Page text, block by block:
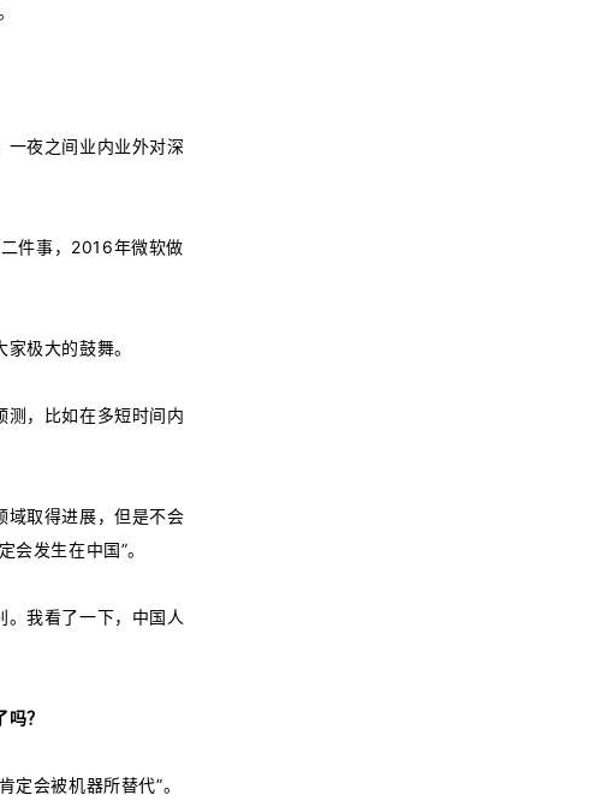
一夜之间业内业外对深
件事，2016年微软做
极大的鼓舞。
测，比如在多短时间内
域取得进展，但是不会
发生在中国”。
我看了一下，中国人
？
会被机器所替代”。